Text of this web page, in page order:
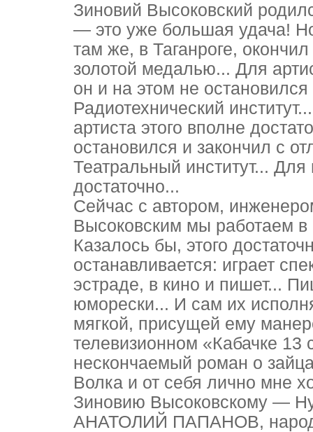
Зиновий Высоковский
— это уже большая удача!
там же, в Таганроге,
золотой медалью... Для
он и на этом не
Радиотехнический
артиста этого вполне
остановился и закончил с
Театральный институт...
достаточно...
Сейчас с автором,
Высоковским мы работаем в
Казалось бы, этого
останавливается: играет
эстраде, в кино и пишет...
юморески... И сам их
мягкой, присущей ему
телевизионном «Кабачке 13
нескончаемый роман о
Волка и от себя лично мне
Зиновию Высоковскому —
АНАТОЛИЙ ПАПАНОВ,